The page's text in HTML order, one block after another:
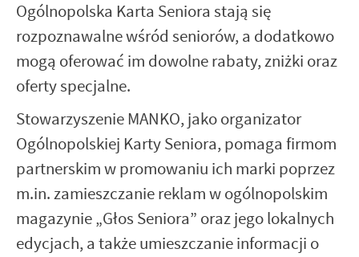
Ogólnopolska Karta Seniora stają się
rozpoznawalne wśród seniorów, a dodatkowo
mogą oferować im dowolne rabaty, zniżki oraz
oferty specjalne.
Stowarzyszenie MANKO, jako organizator
Ogólnopolskiej Karty Seniora, pomaga firmom
partnerskim w promowaniu ich marki poprzez
m.in. zamieszczanie reklam w ogólnopolskim
magazynie „Głos Seniora” oraz jego lokalnych
edycjach, a także umieszczanie informacji o